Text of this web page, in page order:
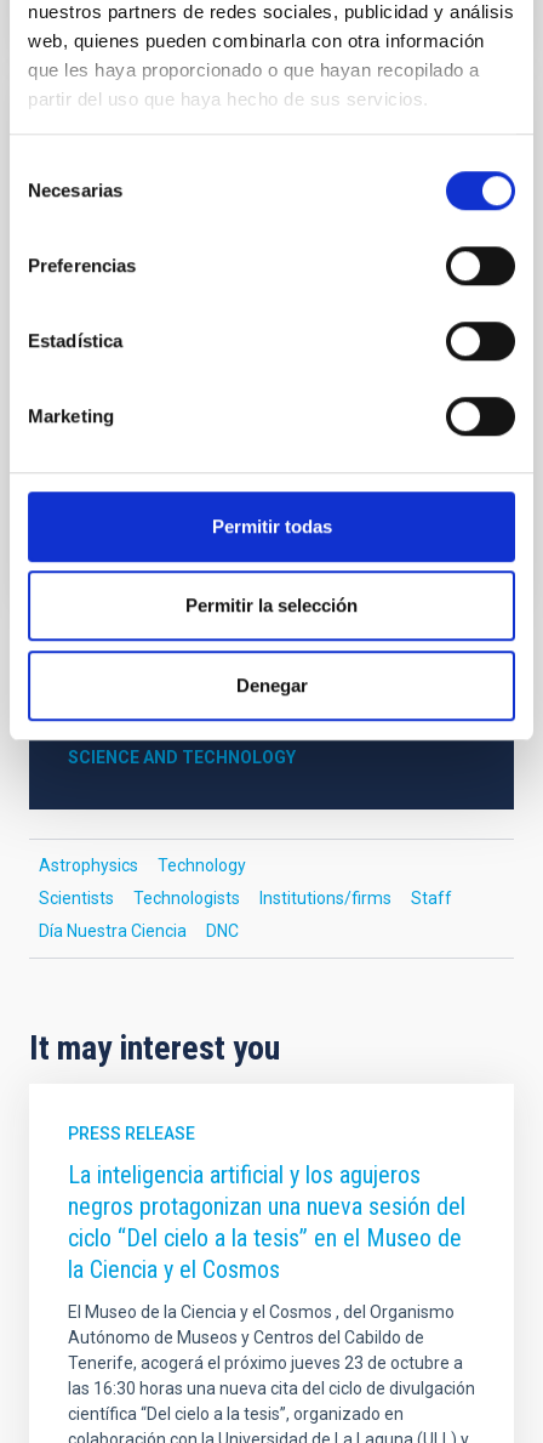
nuestros partners de redes sociales, publicidad y análisis
web, quienes pueden combinarla con otra información
que les haya proporcionado o que hayan recopilado a
partir del uso que haya hecho de sus servicios.
Necesarias
Preferencias
Estadística
Marketing
Permitir todas
Permitir la selección
Denegar
El Instituto de Astrofísica de Canarias
Ciencia
viernes, 7 de junio, la XV edición del Día de Nuestra
Ciencia. El evento interno tiene lugar en la sede del
tienen los grupos de trabajo del IAC para presentar y
También es un momento de convivencia y de
acercamiento entre los distintos equipos de trabajo.
Advertised on 06/07/2024 - 13:20
SCIENCE AND TECHNOLOGY
Astrophysics
Technology
Scientists
Technologists Institutions/firms
Staff
Día Nuestra Ciencia
DNC
It may interest you
PRESS RELEASE
La inteligencia artificial y los agujeros
negros protagonizan una nueva sesión del
ciclo “Del cielo a la tesis” en el Museo de
la Ciencia y el Cosmos
El Museo de la Ciencia y el Cosmos , del Organismo
Autónomo de Museos y Centros del Cabildo de
Tenerife, acogerá el próximo jueves 23 de octubre a
las 16:30 horas una nueva cita del ciclo de divulgación
científica “Del cielo a la tesis”, organizado en
colaboración con la Universidad de La Laguna (ULL) y